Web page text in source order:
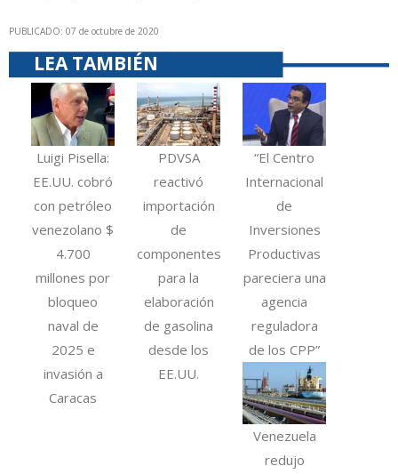
PUBLICADO: 07 de octubre de 2020
LEA TAMBIÉN
Luigi Pisella:
EE.UU. cobró
con petróleo
venezolano $
4.700
millones por
bloqueo
naval de
2025 e
invasión a
Caracas
PDVSA
reactivó
importación
de
componentes
para la
elaboración
de gasolina
desde los
EE.UU.
“El Centro
Internacional
de
Inversiones
Productivas
pareciera una
agencia
reguladora
de los CPP”
Venezuela
redujo